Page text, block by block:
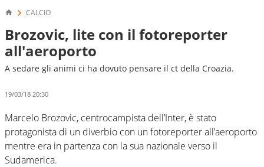
CALCIO
Brozovic, lite con il fotoreporter
all'aeroporto
A sedare gli animi ci ha dovuto pensare il ct della Croazia.
19/03/18 20:30
Marcelo Brozovic, centrocampista dell’Inter, è stato
protagonista di un diverbio con un fotoreporter all’aeroporto
mentre era in partenza con la sua nazionale verso il
Sudamerica.